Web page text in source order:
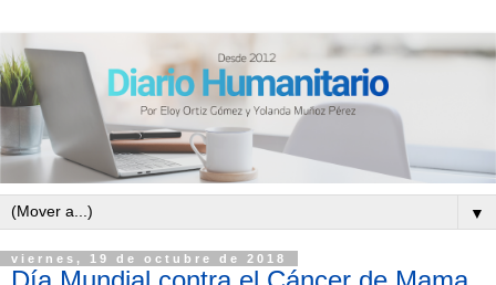
▼
viernes, 19 de octubre de 2018